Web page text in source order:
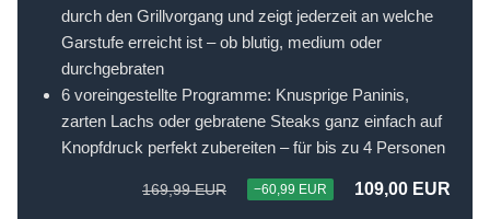
durch den Grillvorgang und zeigt jederzeit an welche
Garstufe erreicht ist – ob blutig, medium oder
durchgebraten
6 voreingestellte Programme: Knusprige Paninis,
zarten Lachs oder gebratene Steaks ganz einfach auf
Knopfdruck perfekt zubereiten – für bis zu 4 Personen
169,99 EUR −60,99 EUR 109,00 EUR